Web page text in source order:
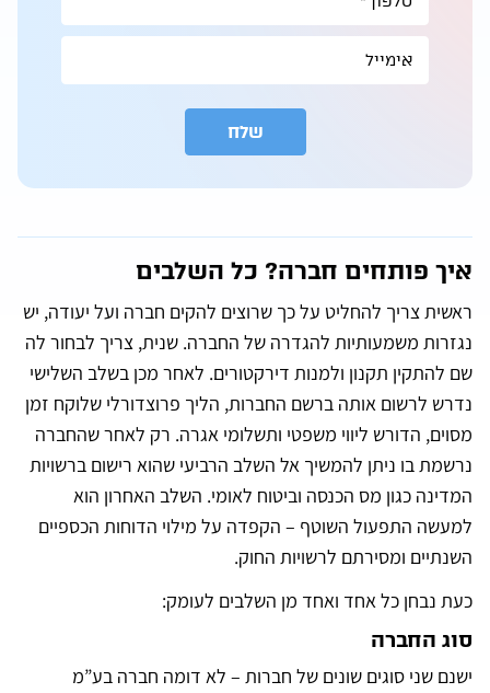
שלח
r
v
e
איך פותחים חברה? כל השלבים
ראשית צריך להחליט על כך שרוצים להקים חברה ועל יעודה, יש
נגזרות משמעותיות להגדרה של החברה. שנית, צריך לבחור לה
שם להתקין תקנון ולמנות דירקטורים. לאחר מכן בשלב השלישי
נדרש לרשום אותה ברשם החברות, הליך פרוצדורלי שלוקח זמן
מסוים, הדורש ליווי משפטי ותשלומי אגרה. רק לאחר שהחברה
נרשמת בו ניתן להמשיך אל השלב הרביעי שהוא רישום ברשויות
המדינה כגון מס הכנסה וביטוח לאומי. השלב האחרון הוא
למעשה התפעול השוטף – הקפדה על מילוי הדוחות הכספיים
השנתיים ומסירתם לרשויות החוק.
כעת נבחן כל אחד ואחד מן השלבים לעומק:
סוג החברה
ישנם שני סוגים שונים של חברות – לא דומה חברה בע”מ